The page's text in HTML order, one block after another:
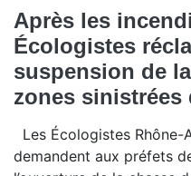
Après les
Écologistes
suspension de
zones sinistrées
Les Écologistes Rhône-
demandent aux préfets